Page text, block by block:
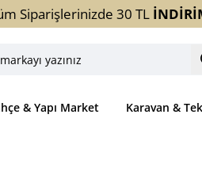
Siparişlerinizde 30 TL
& Yapı Market Karavan &